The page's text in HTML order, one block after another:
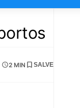
2 MIN SALVE